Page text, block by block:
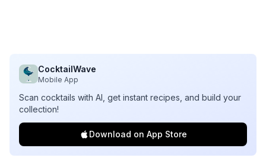
CocktailWave
Mobile App
Scan cocktails with AI, get instant recipes, and build your
collection!
Download on App Store